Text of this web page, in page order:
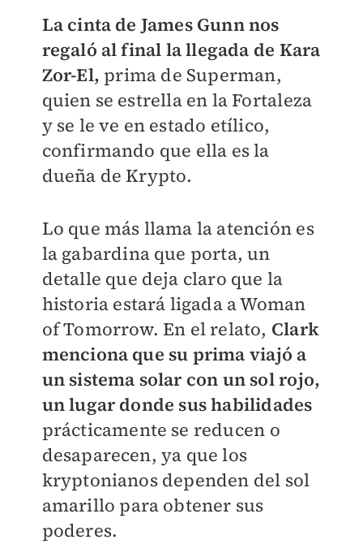
La cinta de James Gunn nos
regaló al final la llegada de Kara
Zor-El, prima de Superman,
quien se estrella en la Fortaleza
y se le ve en estado etílico,
confirmando que ella es la
dueña de Krypto.
Lo que más llama la atención es
la gabardina que porta, un
detalle que deja claro que la
historia estará ligada a Woman
of Tomorrow. En el relato, Clark
menciona que su prima viajó a
un sistema solar con un sol rojo,
un lugar donde sus habilidades
prácticamente se reducen o
desaparecen, ya que los
kryptonianos dependen del sol
amarillo para obtener sus
poderes.